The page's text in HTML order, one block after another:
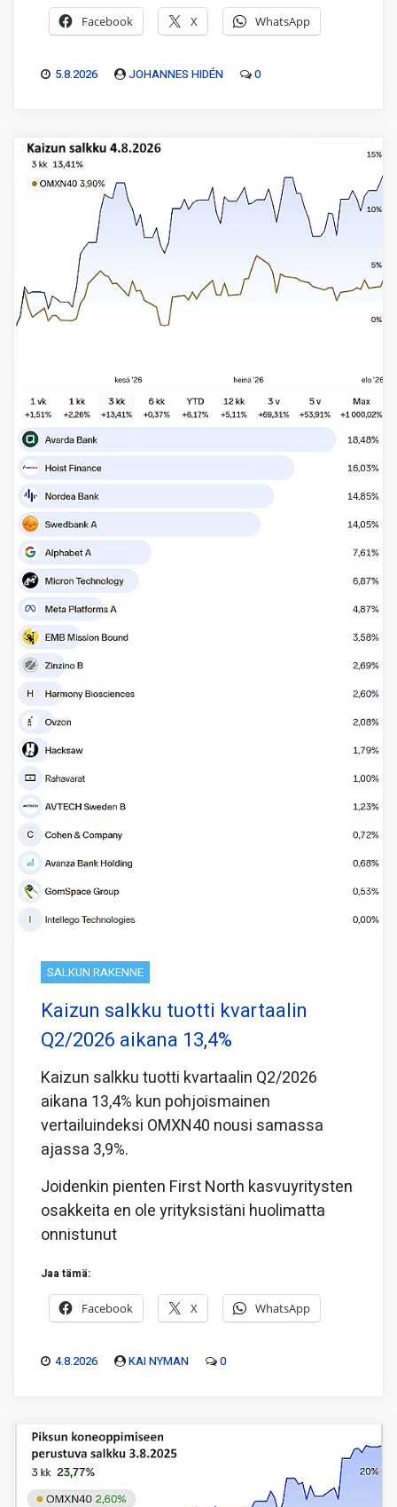
Facebook X WhatsApp
5.8.2026 JOHANNES HIDÉN 0
SALKUN RAKENNE
Kaizun salkku tuotti kvartaalin
Q2/2026 aikana 13,4%
Kaizun salkku tuotti kvartaalin Q2/2026
aikana 13,4% kun pohjoismainen
vertailuindeksi OMXN40 nousi samassa
ajassa 3,9%.
Joidenkin pienten First North kasvuyritysten
osakkeita en ole yrityksistäni huolimatta
onnistunut
Jaa tämä:
Facebook X WhatsApp
4.8.2026 KAI NYMAN 0